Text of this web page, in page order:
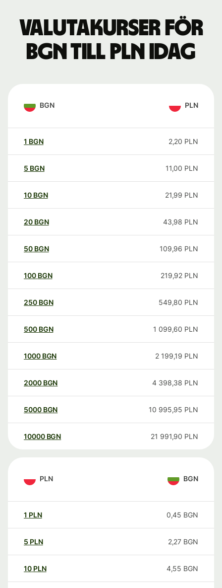
Valutakurser för
BGN till PLN idag
BGN PLN
1 BGN 2,20 PLN
5 BGN 11,00 PLN
10 BGN 21,99 PLN
20 BGN 43,98 PLN
50 BGN 109,96 PLN
100 BGN 219,92 PLN
250 BGN 549,80 PLN
500 BGN 1 099,60 PLN
1000 BGN 2 199,19 PLN
2000 BGN 4 398,38 PLN
5000 BGN 10 995,95 PLN
10000 BGN 21 991,90 PLN
PLN BGN
1 PLN 0,45 BGN
5 PLN 2,27 BGN
10 PLN 4,55 BGN